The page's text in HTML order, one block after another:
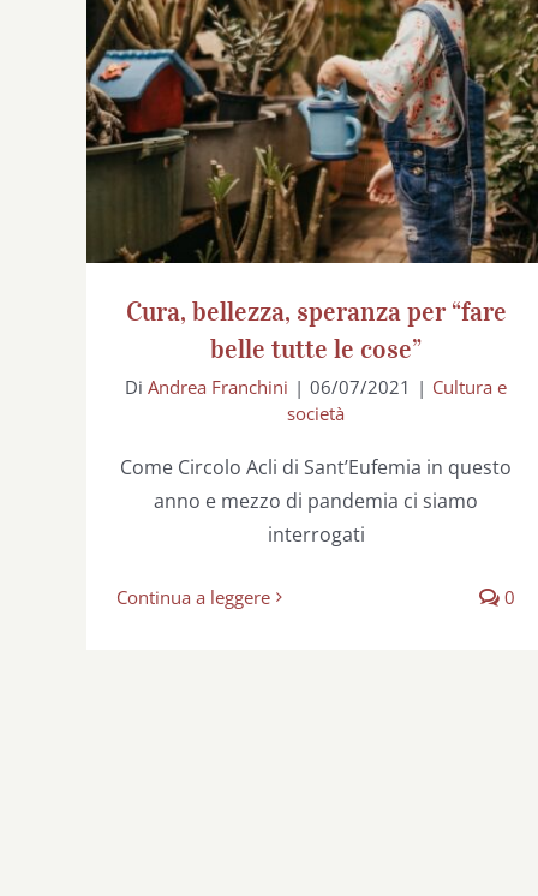
Cura, bellezza, speranza per “fare belle
tutte le cose”
Cura, bellezza, speranza per “fare
belle tutte le cose”
Di Andrea Franchini | 06/07/2021 | Cultura e
società
Come Circolo Acli di Sant’Eufemia in questo
anno e mezzo di pandemia ci siamo
interrogati
Continua a leggere 0